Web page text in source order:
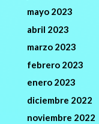
mayo 2023
abril 2023
marzo 2023
febrero 2023
enero 2023
diciembre 2022
noviembre 2022